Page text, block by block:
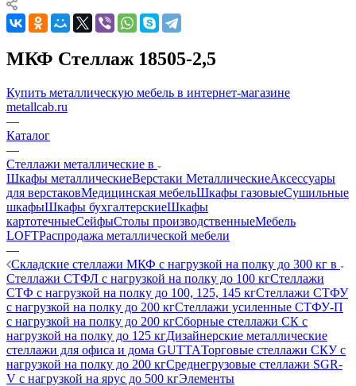
МКФ Стеллаж 18505-2,5
Купить металлическую мебель в интернет-магазине
metallcab.ru
—
Каталог
—
Стеллажи металлические в
Шкафы металлическиеВерстаки МеталлическиеАксессуары
для верстаковМедицинская мебельШкафы газовыеСушильные
шкафыШкафы бухгалтерскиеШкафы
картотечныеСейфыСтолы производственныеМебель
LOFTРаспродажа металлической мебели
—
Складские стеллажи МКФ с нагрузкой на полку до 300 кг в
Стеллажи СТФЛ с нагрузкой на полку до 100 кгСтеллажи
СТФ с нагрузкой на полку до 100, 125, 145 кгСтеллажи СТФУ
с нагрузкой на полку до 200 кгСтеллажи усиленные СТФУ-П
с нагрузкой на полку до 200 кгСборные стеллажи СК с
нагрузкой на полку до 125 кгДизайнерские металлические
стеллажи для офиса и дома GUTTAТорговые стеллажи СКУ с
нагрузкой на полку до 200 кгСреднегрузовые стеллажи SGR-
V с нагрузкой на ярус до 500 кгЭлементы